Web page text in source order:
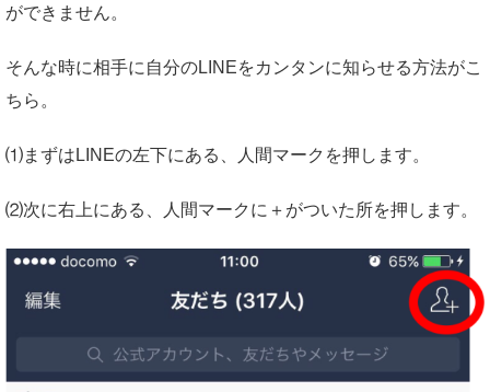
ができません。
そんな時に相手に自分のLINEをカンタンに知らせる方法がこ
ちら。
⑴まずはLINEの左下にある、人間マークを押します。
⑵次に右上にある、人間マークに ＋がついた所を押します。